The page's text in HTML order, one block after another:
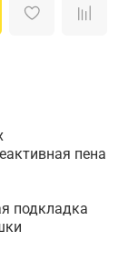
пена
подкладка